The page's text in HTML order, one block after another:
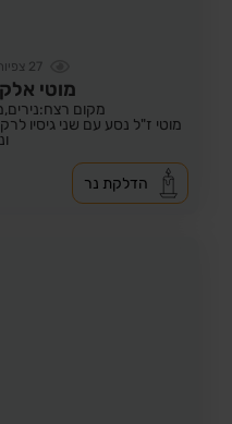
27
מוטי
מקום רצח:נירים,
מוטי ז"ל נסע עם שני גיסיו
הדלקת נר